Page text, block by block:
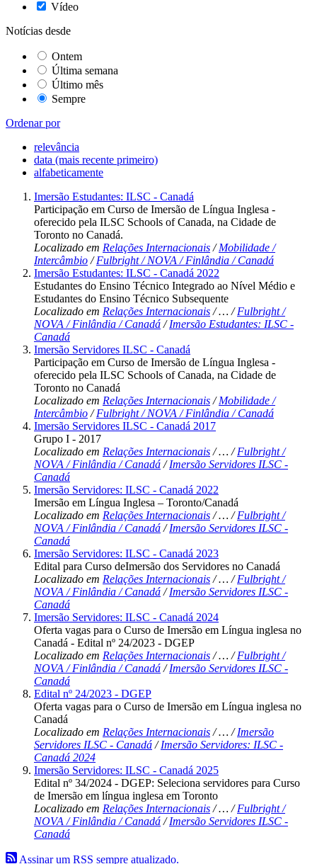
Vídeo
Notícias desde
Ontem
Última semana
Último mês
Sempre
Ordenar por
relevância
data (mais recente primeiro)
alfabeticamente
Imersão Estudantes: ILSC - Canadá
Participação em Curso de Imersão de Língua Inglesa -
oferecido pela ILSC Schools of Canada, na Cidade de
Toronto no Canadá.
Localizado em Relações Internacionais /Mobilidade /
Intercâmbio /Fulbright / NOVA / Finlândia / Canadá
Imersão Estudantes: ILSC - Canadá 2022
Estudantes do Ensino Técnico Integrado ao Nível Médio e
Estudantes do Ensino Técnico Subsequente
Localizado em Relações Internacionais /…/Fulbright /
NOVA / Finlândia / Canadá /Imersão Estudantes: ILSC -
Canadá
Imersão Servidores ILSC - Canadá
Participação em Curso de Imersão de Língua Inglesa -
oferecido pela ILSC Schools of Canada, na Cidade de
Toronto no Canadá
Localizado em Relações Internacionais /Mobilidade /
Intercâmbio /Fulbright / NOVA / Finlândia / Canadá
Imersão Servidores ILSC - Canadá 2017
Grupo I - 2017
Localizado em Relações Internacionais /…/Fulbright /
NOVA / Finlândia / Canadá /Imersão Servidores ILSC -
Canadá
Imersão Servidores: ILSC - Canadá 2022
Imersão em Língua Inglesa – Toronto/Canadá
Localizado em Relações Internacionais /…/Fulbright /
NOVA / Finlândia / Canadá /Imersão Servidores ILSC -
Canadá
Imersão Servidores: ILSC - Canadá 2023
Edital para Curso deImersão dos Servidores no Canadá
Localizado em Relações Internacionais /…/Fulbright /
NOVA / Finlândia / Canadá /Imersão Servidores ILSC -
Canadá
Imersão Servidores: ILSC - Canadá 2024
Oferta vagas para o Curso de Imersão em Língua inglesa no
Canadá - Edital nº 24/2023 - DGEP
Localizado em Relações Internacionais /…/Fulbright /
NOVA / Finlândia / Canadá /Imersão Servidores ILSC -
Canadá
Edital nº 24/2023 - DGEP
Oferta vagas para o Curso de Imersão em Língua inglesa no
Canadá
Localizado em Relações Internacionais /…/Imersão
Servidores ILSC - Canadá /Imersão Servidores: ILSC -
Canadá 2024
Imersão Servidores: ILSC - Canadá 2025
Edital nº 34/2024 - DGEP: Seleciona servidores para Curso
de Imersão em língua inglesa em Toronto
Localizado em Relações Internacionais /…/Fulbright /
NOVA / Finlândia / Canadá /Imersão Servidores ILSC -
Canadá
Assinar um RSS sempre atualizado.